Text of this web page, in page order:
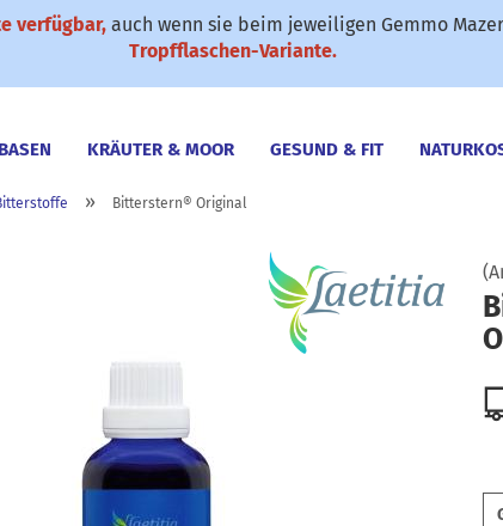
✆ 0911-61 79 25 SONDERANGEBOTE
verfügbar, auch wenn sie beim jeweiligen Gemmo
Tropfflaschen-Variante.
KRÄUTER & MOOR GESUND & FIT
HAUSHALT TIERPRODUKTE
» Bitterstern® Original